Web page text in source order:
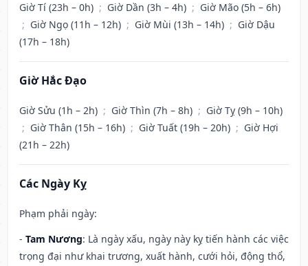
Giờ Tí (23h – 0h) ; Giờ Dần (3h – 4h) ; Giờ Mão (5h – 6h)
; Giờ Ngọ (11h – 12h) ; Giờ Mùi (13h – 14h) ; Giờ Dậu
(17h – 18h)
Giờ Hắc Đạo
Giờ Sửu (1h – 2h) ; Giờ Thìn (7h – 8h) ; Giờ Tỵ (9h – 10h)
; Giờ Thân (15h – 16h) ; Giờ Tuất (19h – 20h) ; Giờ Hợi
(21h – 22h)
Các Ngày Kỵ
Phạm phải ngày:
- Tam Nương: Là ngày xấu, ngày này kỵ tiến hành các việc
trọng đại như khai trương, xuất hành, cưới hỏi, động thổ,